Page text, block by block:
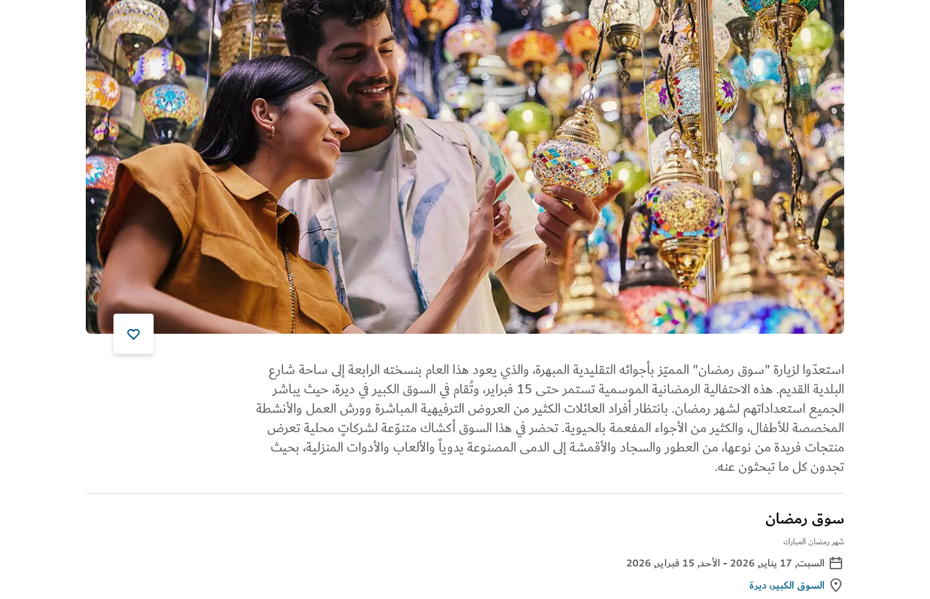
استعدّوا لزيارة "سوق رمضان" المميّز بأجوائه التقليدية المبهرة، والذي يعود هذا العام بنسخته الرابعة إلى ساحة شارع
البلدية القديم. هذه الاحتفالية الرمضانية الموسمية تستمر حتى 15 فبراير، وتُقام في السوق الكبير في ديرة، حيث يباشر
الجميع استعداداتهم لشهر رمضان. بانتظار أفراد العائلات الكثير من العروض الترفيهية المباشرة وورش العمل والأنشطة
المخصصة للأطفال، والكثير من الأجواء المفعمة بالحيوية. تحضر في هذا السوق أكشاك متنوّعة لشركاتٍ محلية تعرض
منتجات فريدة من نوعها، من العطور والسجاد والأقمشة إلى الدمى المصنوعة يدوياً والألعاب والأدوات المنزلية، بحيث
تجدون كل ما تبحثون عنه.
سوق رمضان
شهر رمضان المبارك
السبت, 17 يناير, 2026
- اﻷحد, 15 فبراير, 2026
السوق الكبير، ديرة